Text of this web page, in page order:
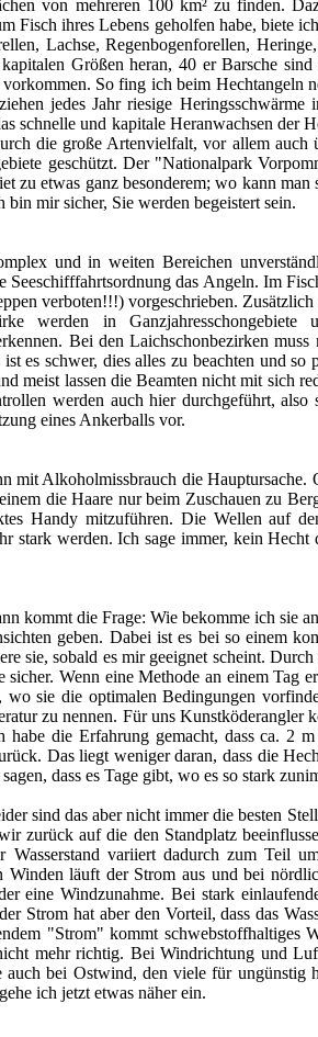
von mehreren 100 km² zu finden.
ihres Lebens geholfen habe, biete
Lachse, Regenbogenforellen,
Größen heran, 40 er Barsche
So fing ich beim Hechtangeln
jedes Jahr riesige Heringsschwärme
schnelle und kapitale Heranwachsen der
die große Artenvielfalt, vor allem auch
geschützt. Der "Nationalpark
etwas ganz besonderem; wo kann man
mir sicher, Sie werden begeistert sein.
und in weiten Bereichen
das Angeln. Im
verboten!!!) vorgeschrieben. Zusätzlich
werden in Ganzjahresschongebiete
Bei den Laichschonbezirken
schwer, dies alles zu beachten und so
lassen die Beamten nicht mit sich
werden auch hier durchgeführt, also
eines Ankerballs vor.
Alkoholmissbrauch die Hauptursache.
die Haare nur beim Zuschauen zu
Handy mitzuführen. Die Wellen auf
stark werden. Ich sage immer, kein
kommt die Frage: Wie bekomme ich sie
geben. Dabei ist es bei so einem
sie, sobald es mir geeignet scheint.
Wenn eine Methode an einem Tag
sie die optimalen Bedingungen
zu nennen. Für uns Kunstköderangler
die Erfahrung gemacht, dass ca. 2
Das liegt weniger daran, dass die
dass es Tage gibt, wo es so stark
sind das aber nicht immer die besten
zurück auf die den Standplatz
variiert dadurch zum Teil
läuft der Strom aus und bei
eine Windzunahme. Bei stark
Strom hat aber den Vorteil, dass das
"Strom" kommt schwebstoffhaltiges
mehr richtig. Bei Windrichtung und
bei Ostwind, den viele für ungünstig
ich jetzt etwas näher ein.